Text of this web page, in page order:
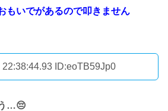
もいでがあるので叩きません
22:38:44.93 ID:eoTB59Jp0
…😔